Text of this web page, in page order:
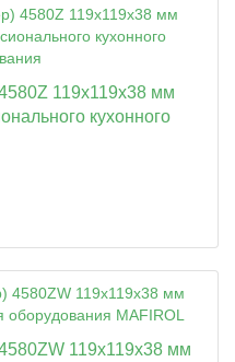
119x119x38 мм
кухонного
119x119x38 мм